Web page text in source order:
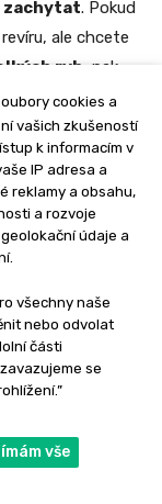
cookies a
vašich zkušeností
k informacím v
IP adresa a
reklamy a obsahu,
a rozvoje
údaje a
všechny naše
nebo odvolat
části
se
vše